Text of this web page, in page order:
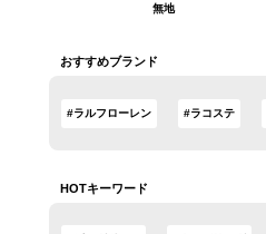
無地
おすすめブランド
#ラルフローレン #ラコステ
HOTキーワード